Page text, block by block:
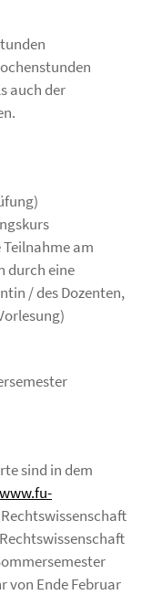
auch der
am
durch eine
/ des Dozenten,
sind in dem
von Ende Februar